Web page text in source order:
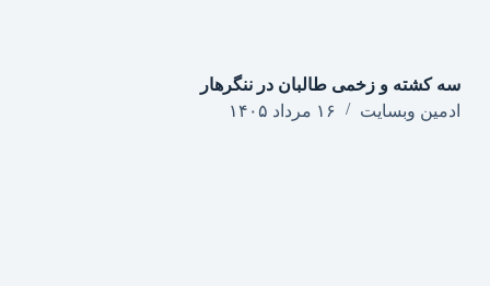
سه کشته و زخمی طالبان در ننگرهار
ادمین وبسایت
۱۶ مرداد ۱۴۰۵